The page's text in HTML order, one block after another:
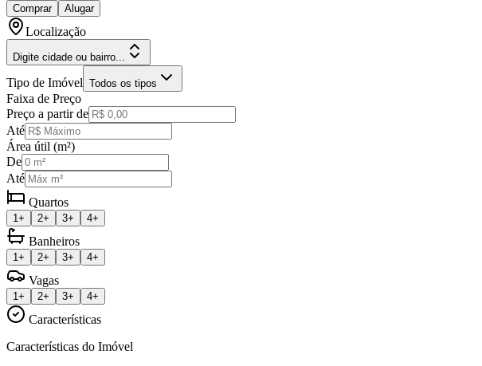
Comprar Alugar
Localização
Digite cidade ou bairro...
Tipo de Imóvel Todos os tipos
Faixa de Preço
Preço a partir de
Até
Área útil (m²)
De
Até
Quartos
1+ 2+ 3+ 4+
Banheiros
1+ 2+ 3+ 4+
Vagas
1+ 2+ 3+ 4+
Características
Características do Imóvel